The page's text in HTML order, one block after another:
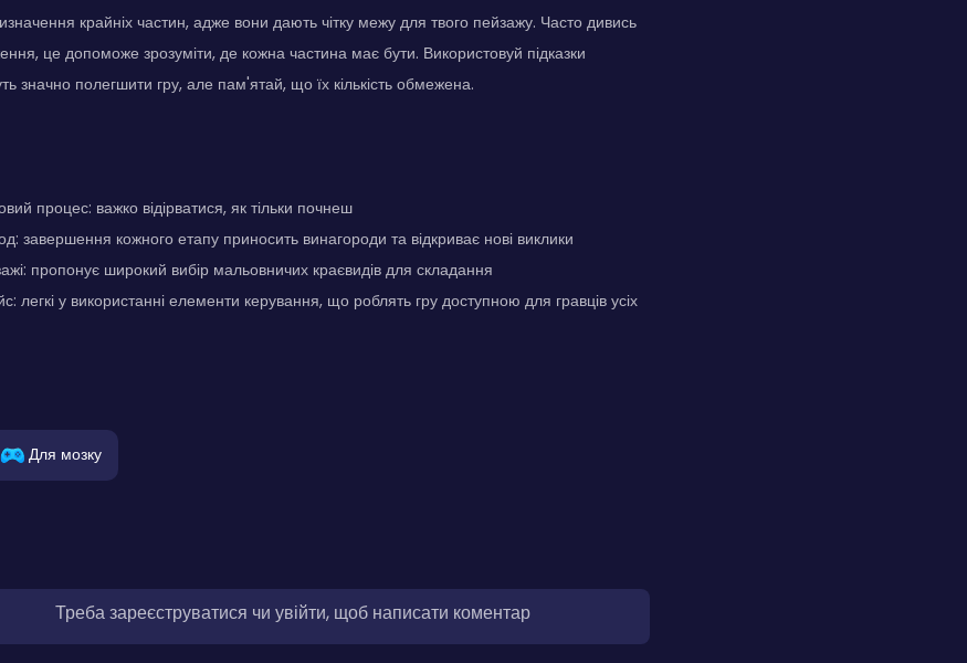
крайніх частин, адже вони дають чітку межу для твого пейзажу. Часто дивись
це допоможе зрозуміти, де кожна частина має бути. Використовуй підказки
значно полегшити гру, але пам'ятай, що їх кількість обмежена.
процес: важко відірватися, як тільки почнеш
завершення кожного етапу приносить винагороди та відкриває нові виклики
пропонує широкий вибір мальовничих краєвидів для складання
легкі у використанні елементи керування, що роблять гру доступною для гравців усіх
Для мозку
Треба зареєструватися чи увійти, щоб написати коментар